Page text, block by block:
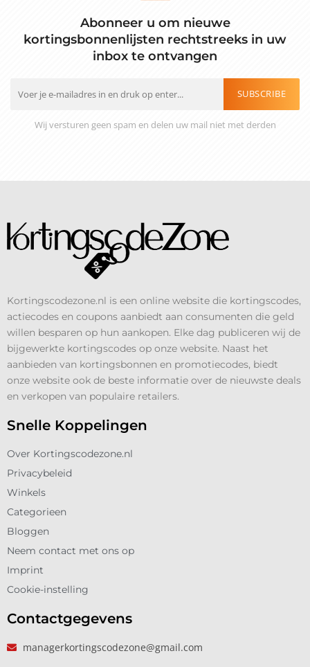
Abonneer u om nieuwe
kortingsbonnenlijsten rechtstreeks in uw
inbox te ontvangen
SUBSCRIBE
Wij versturen geen spam en delen uw mail niet met derden
Kortingscodezone.nl is een online website die kortingscodes,
actiecodes en coupons aanbiedt aan consumenten die geld
willen besparen op hun aankopen. Elke dag publiceren wij de
bijgewerkte kortingscodes op onze website. Naast het
aanbieden van kortingsbonnen en promotiecodes, biedt
onze website ook de beste informatie over de nieuwste deals
en verkopen van populaire retailers.
Snelle Koppelingen
Over Kortingscodezone.nl
Privacybeleid
Winkels
Categorieen
Bloggen
Neem contact met ons op
Imprint
Cookie-instelling
Contactgegevens
managerkortingscodezone@gmail.com